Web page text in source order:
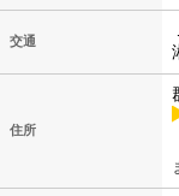
交通
住所